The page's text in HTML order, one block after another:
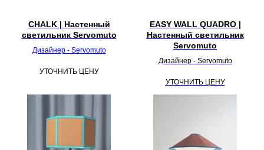
CHALK | Настенный
светильник Servomuto
Дизайнер - Servomuto
УТОЧНИТЬ ЦЕНУ
EASY WALL QUADRO |
Настенный светильник
Servomuto
Дизайнер - Servomuto
УТОЧНИТЬ ЦЕНУ